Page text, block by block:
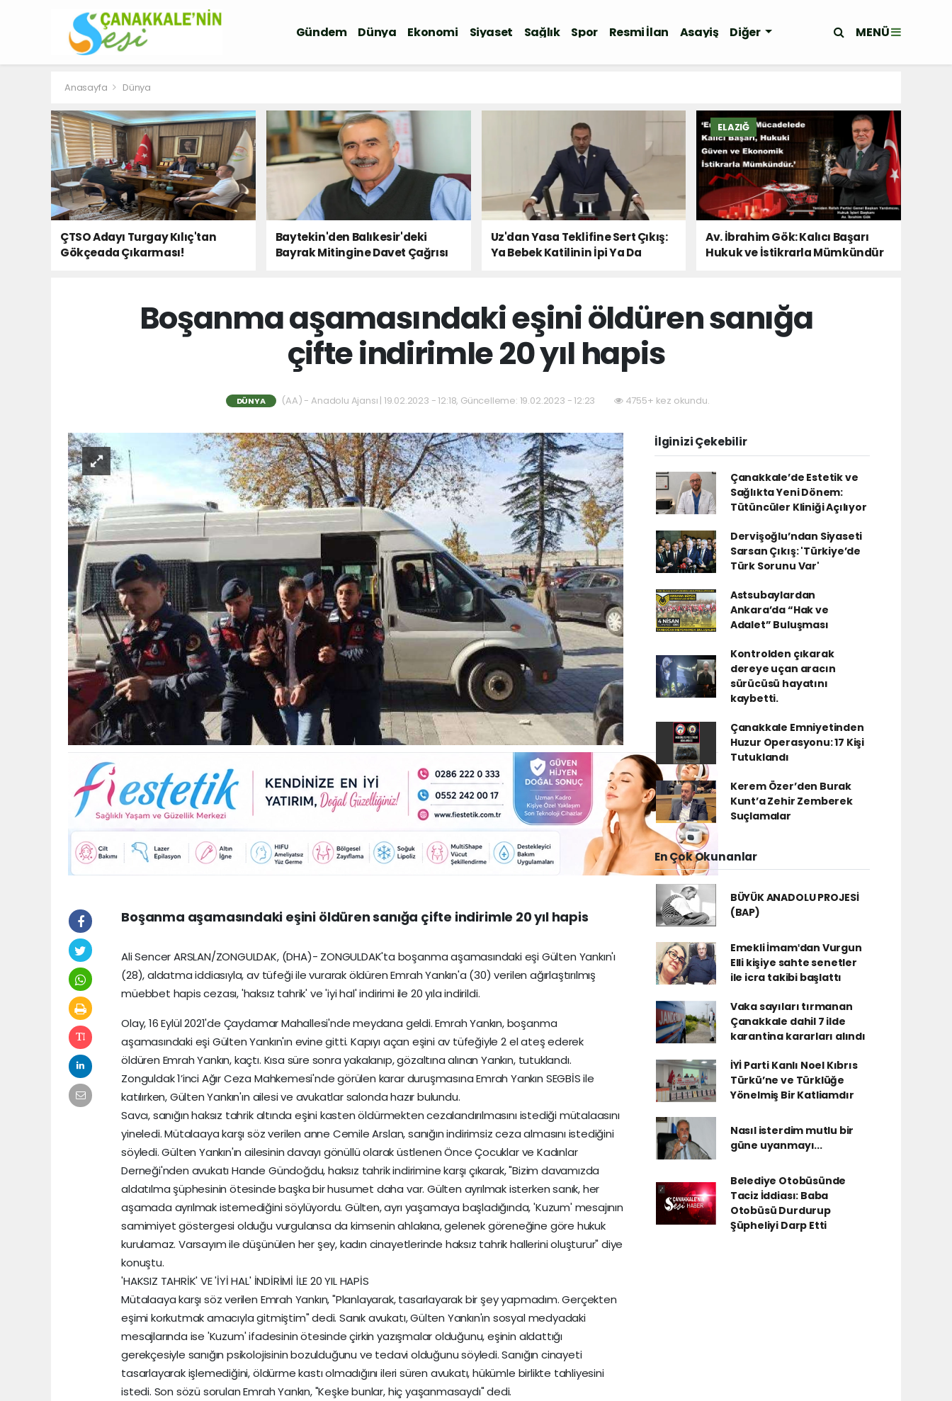
Gündem Dünya Ekonomi Siyaset Sağlık Spor Resmi İlan Asayiş Diğer MENÜ
Anasayfa Dünya
ÇTSO Adayı Turgay Kılıç'tan
Gökçeada Çıkarması!
Baytekin'den Balıkesir'deki
Bayrak Mitingine Davet Çağrısı
Uz'dan Yasa Teklifine Sert Çıkış:
Ya Bebek Katilinin İpi Ya Da
ELAZIĞ
Av. İbrahim Gök: Kalıcı Başarı
Hukuk ve İstikrarla Mümkündür
Boşanma aşamasındaki eşini öldüren sanığa
çifte indirimle 20 yıl hapis
DÜNYA (AA) - Anadolu Ajansı | 19.02.2023 - 12:18, Güncelleme: 19.02.2023 - 12:23 4755+ kez okundu.
Boşanma aşamasındaki eşini öldüren sanığa çifte indirimle 20 yıl hapis
Ali Sencer ARSLAN/ZONGULDAK, (DHA)- ZONGULDAK'ta boşanma aşamasındaki eşi Gülten Yankın'ı
(28), aldatma iddiasıyla, av tüfeği ile vurarak öldüren Emrah Yankın'a (30) verilen ağırlaştırılmış
müebbet hapis cezası, 'haksız tahrik' ve 'iyi hal' indirimi ile 20 yıla indirildi.
Olay, 16 Eylül 2021'de Çaydamar Mahallesi'nde meydana geldi. Emrah Yankın, boşanma
aşamasındaki eşi Gülten Yankın'ın evine gitti. Kapıyı açan eşini av tüfeğiyle 2 el ateş ederek
öldüren Emrah Yankın, kaçtı. Kısa süre sonra yakalanıp, gözaltına alınan Yankın, tutuklandı.
Zonguldak 1’inci Ağır Ceza Mahkemesi'nde görülen karar duruşmasına Emrah Yankın SEGBİS ile
katılırken, Gülten Yankın'ın ailesi ve avukatlar salonda hazır bulundu.
Savcı, sanığın haksız tahrik altında eşini kasten öldürmekten cezalandırılmasını istediği mütalaasını
yineledi. Mütalaaya karşı söz verilen anne Cemile Arslan, sanığın indirimsiz ceza almasını istediğini
söyledi. Gülten Yankın'ın ailesinin davayı gönüllü olarak üstlenen Önce Çocuklar ve Kadınlar
Derneği'nden avukatı Hande Gündoğdu, haksız tahrik indirimine karşı çıkarak, "Bizim davamızda
aldatılma şüphesinin ötesinde başka bir husumet daha var. Gülten ayrılmak isterken sanık, her
aşamada ayrılmak istemediğini söylüyordu. Gülten, ayrı yaşamaya başladığında, 'Kuzum' mesajının
samimiyet göstergesi olduğu vurgulansa da kimsenin ahlakına, gelenek göreneğine göre hukuk
kurulamaz. Varsayım ile düşünülen her şey, kadın cinayetlerinde haksız tahrik hallerini oluşturur" diye
konuştu.
'HAKSIZ TAHRİK' VE 'İYİ HAL' İNDİRİMİ İLE 20 YIL HAPİS
Mütalaaya karşı söz verilen Emrah Yankın, "Planlayarak, tasarlayarak bir şey yapmadım. Gerçekten
eşimi korkutmak amacıyla gitmiştim" dedi. Sanık avukatı, Gülten Yankın'ın sosyal medyadaki
mesajlarında ise 'Kuzum' ifadesinin ötesinde çirkin yazışmalar olduğunu, eşinin aldattığı
gerekçesiyle sanığın psikolojisinin bozulduğunu ve tedavi olduğunu söyledi. Sanığın cinayeti
tasarlayarak işlemediğini, öldürme kastı olmadığını ileri süren avukatı, hükümle birlikte tahliyesini
istedi. Son sözü sorulan Emrah Yankın, "Keşke bunlar, hiç yaşanmasaydı" dedi.
İlginizi Çekebilir
Çanakkale’de Estetik ve
Sağlıkta Yeni Dönem:
Tütüncüler Kliniği Açılıyor
Dervişoğlu’ndan Siyaseti
Sarsan Çıkış: 'Türkiye’de
Türk Sorunu Var'
Astsubaylardan
Ankara’da “Hak ve
Adalet” Buluşması
Kontrolden çıkarak
dereye uçan aracın
sürücüsü hayatını
kaybetti.
Çanakkale Emniyetinden
Huzur Operasyonu: 17 Kişi
Tutuklandı
Kerem Özer’den Burak
Kunt’a Zehir Zemberek
Suçlamalar
En Çok Okunanlar
BÜYÜK ANADOLU PROJESİ
(BAP)
Emekli İmamʹdan Vurgun
Elli kişiye sahte senetler
ile icra takibi başlattı
Vaka sayıları tırmanan
Çanakkale dahil 7 ilde
karantina kararları alındı
İYİ Parti Kanlı Noel Kıbrıs
Türkü’ne ve Türklüğe
Yönelmiş Bir Katliamdır
Nasıl isterdim mutlu bir
güne uyanmayı...
Belediye Otobüsünde
Taciz İddiası: Baba
Otobüsü Durdurup
Şüpheliyi Darp Etti